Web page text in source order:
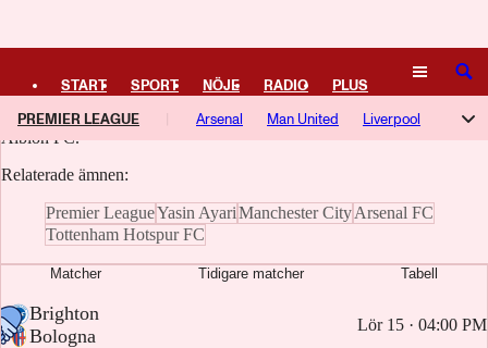
START SPORT NÖJE RADIO PLUS SÖK
PREMIER LEAGUE Arsenal Man United Liverpool
Bournemouth Fulham Nottingham Forest
Sunderland Ipswich
Brighton & Hove Albion FC
Här samlar vi artiklar, video och poddavsnitt om Brighton & Hove
Albion FC.
Relaterade ämnen:
Premier LeagueYasin AyariManchester CityArsenal FC
Tottenham Hotspur FC
Matcher Tidigare matcher Tabell
-
Brighton
-
Bologna
Lör 15 · 04:00 PM